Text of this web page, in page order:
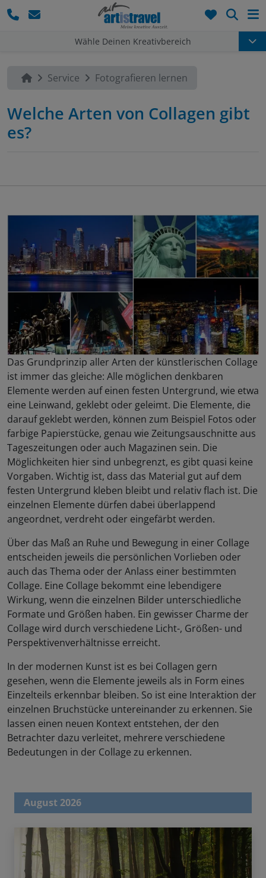
Wähle Deinen Kreativbereich
Service Fotografieren lernen
Welche Arten von Collagen gibt
es?
Das Grundprinzip aller Arten der künstlerischen Collage
ist immer das gleiche: Alle möglichen denkbaren
Elemente werden auf einen festen Untergrund, wie etwa
eine Leinwand, geklebt oder geleimt. Die Elemente, die
darauf geklebt werden, können zum Beispiel Fotos oder
farbige Papierstücke, genau wie Zeitungsauschnitte aus
Tageszeitungen oder auch Magazinen sein. Die
Möglichkeiten hier sind unbegrenzt, es gibt quasi keine
Vorgaben. Wichtig ist, dass das Material gut auf dem
festen Untergrund kleben bleibt und relativ flach ist. Die
einzelnen Elemente dürfen dabei überlappend
angeordnet, verdreht oder eingefärbt werden.
Über das Maß an Ruhe und Bewegung in einer Collage
entscheiden jeweils die persönlichen Vorlieben oder
auch das Thema oder der Anlass einer bestimmten
Collage. Eine Collage bekommt eine lebendigere
Wirkung, wenn die einzelnen Bilder unterschiedliche
Formate und Größen haben. Ein gewisser Charme der
Collage wird durch verschiedene Licht-, Größen- und
Perspektivenverhältnisse erreicht.
In der modernen Kunst ist es bei Collagen gern
gesehen, wenn die Elemente jeweils als in Form eines
Einzelteils erkennbar bleiben. So ist eine Interaktion der
einzelnen Bruchstücke untereinander zu erkennen. Sie
lassen einen neuen Kontext entstehen, der den
Betrachter dazu verleitet, mehrere verschiedene
Bedeutungen in der Collage zu erkennen.
August 2026